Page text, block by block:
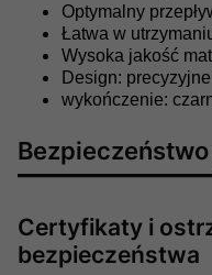
Optymalny
Łatwa w
Wysoka jakość
Design:
wykończenie:
Certyfikaty i
bezpieczeństwa